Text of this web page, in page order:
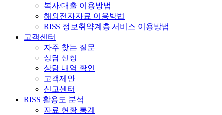
복사/대출 이용방법
해외전자자료 이용방법
RISS 정보취약계층 서비스 이용방법
고객센터
자주 찾는 질문
상담 신청
상담 내역 확인
고객제안
신고센터
RISS 활용도 분석
자료 현황 통계